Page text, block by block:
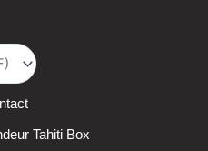
Tahiti Box